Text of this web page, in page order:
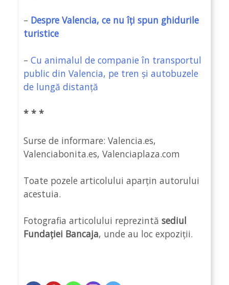
– Despre Valencia, ce nu îți spun ghidurile
turistice
– Cu animalul de companie în transportul
public din Valencia, pe tren și autobuzele
de lungă distanță
* * *
Surse de informare: Valencia.es,
Valenciabonita.es, Valenciaplaza.com
Toate pozele articolului aparțin autorului
acestuia.
Fotografia articolului reprezintă sediul
Fundației Bancaja, unde au loc expoziții.